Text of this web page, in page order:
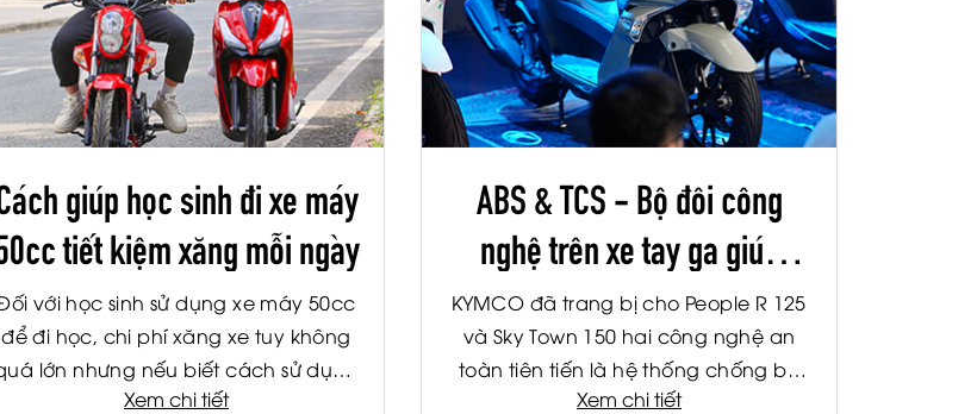
giúp học sinh đi xe máy
tiết kiệm xăng mỗi ngày
với học sinh sử dụng xe máy 50cc
để đi học, chi phí xăng xe tuy không
lớn nhưng nếu biết cách sử dụng
hợp lý, bạn vẫn có thể tiết kiệm đáng
Xem chi tiết
ABS & TCS - Bộ đôi công
nghệ trên xe tay ga giúp
hành trình an toàn hơn
KYMCO đã trang bị cho People R 125
và Sky Town 150 hai công nghệ an
toàn tiên tiến là hệ thống chống bó
cứng phanh ABS và hệ thống kiểm
Xem chi tiết